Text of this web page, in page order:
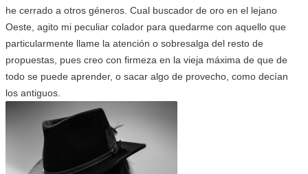
he cerrado a otros géneros. Cual buscador de oro en el lejano
Oeste, agito mi peculiar colador para quedarme con aquello que
particularmente llame la atención o sobresalga del resto de
propuestas, pues creo con firmeza en la vieja máxima de que de
todo se puede aprender, o sacar algo de provecho, como decían
los antiguos.